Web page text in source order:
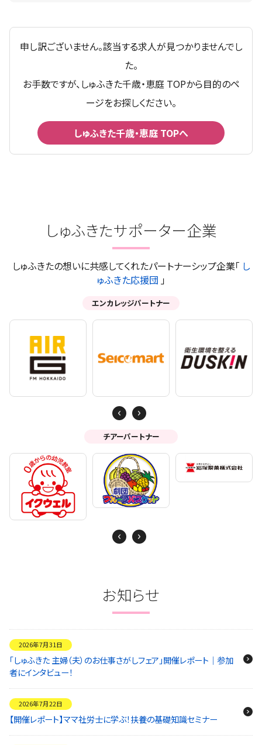
申し訳ございません。該当する求人が見つかりませんでし
た。
お手数ですが、しゅふきた千歳・恵庭 TOPから目的のペ
ージをお探しください。
しゅふきた千歳・恵庭 TOPへ
しゅふきたサポーター企業
しゅふきたの想いに共感してくれたパートナーシップ企業「 し
ゅふきた応援団 」
エンカレッジパートナー
Next
チアーパートナー
Next
お知らせ
2026年7月31日
「しゅふきた 主婦（夫）のお仕事さがしフェア」開催レポート｜参加
者にインタビュー！
2026年7月22日
【開催レポート】ママ社労士に学ぶ！扶養の基礎知識セミナー